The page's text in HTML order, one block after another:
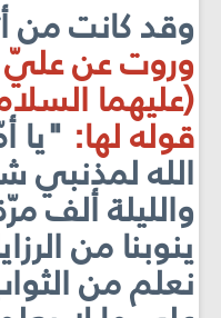
وقد كانت من
وروت عن
(عليهما السلا
قوله لها: "يا
الله لمذنبي
والليلة ألف
ينوبنا من
نعلم من